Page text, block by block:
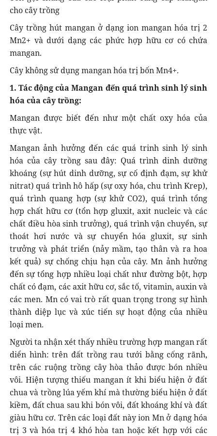
cho cây trồng
Cây trồng hút mangan ở dạng ion mangan hóa trị 2
Mn2+ và dưới dạng các phức hợp hữu cơ có chứa
mangan.
Cây không sử dụng mangan hóa trị bốn Mn4+.
1. Tác động của Mangan đến quá trình sinh lý sinh
hóa của cây trồng:
Mangan được biết đến như một chất oxy hóa của
thực vật.
Mangan ảnh hưởng đến các quá trinh sinh lý sinh
hóa của cây trồng sau đây: Quá trình dinh dưỡng
khoáng (sự hút dinh dưỡng, sự cố định đạm, sự khử
nitrat) quá trình hô hấp (sự oxy hóa, chu trình Krep),
quá trình quang hợp (sự khử CO2), quá trình tổng
hợp chất hữu cơ (tổn hợp gluxit, axit nucleic và các
chất điều hòa sinh trưởng), quá trình vận chuyển, sự
thoát hơi nước và sự chuyển hóa gluxit, sự sinh
trưởng và phát triển (nảy mầm, tạo thân và ra hoa
kết quả) sự chống chịu hạn của cây. Mn ảnh hưởng
đến sự tổng hợp nhiều loại chất như đường bột, hợp
chất có đạm, các axit hữu cơ, sắc tố, vitamin, auxin và
các men. Mn có vai trò rất quan trọng trong sự hình
thành diệp lục và xúc tiến sự hoạt động của nhiều
loại men.
Người ta nhận xét thấy nhiều trường hợp mangan rất
diển hình: trên đất trồng rau tưới bằng cống rãnh,
trên các ruộng trồng cây hòa thảo được bón nhiều
vôi. Hiện tượng thiếu mangan ít khi biểu hiện ở đất
chua và trồng lúa yếm khí mà thường biểu hiện ở đất
kiềm, đất chua sau khi bón vôi, đất khoáng khí và đất
giàu hữu cơ. Trên các loại đất này ion Mn ở dạng hóa
trị 3 và hóa trị 4 khó hòa tan hoặc kết hợp với các